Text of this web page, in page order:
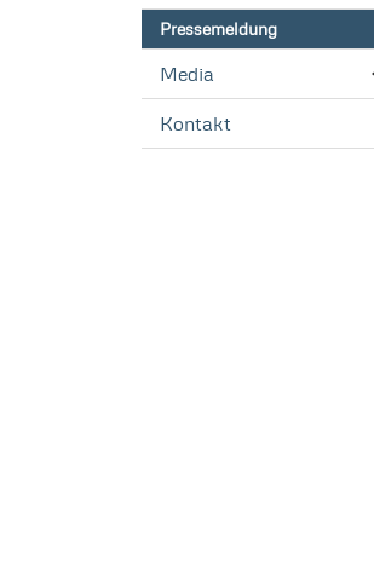
Pressemeldung
Media
Kontakt